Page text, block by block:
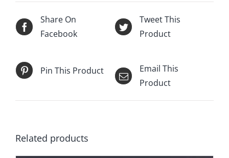
Share On
Facebook
Tweet This
Product
Pin This Product
Email This
Product
Related products